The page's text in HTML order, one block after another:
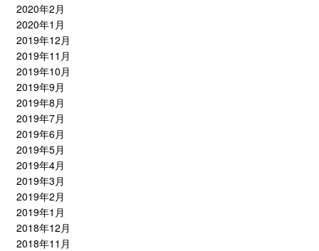
2020年2月
2020年1月
2019年12月
2019年11月
2019年10月
2019年9月
2019年8月
2019年7月
2019年6月
2019年5月
2019年4月
2019年3月
2019年2月
2019年1月
2018年12月
2018年11月